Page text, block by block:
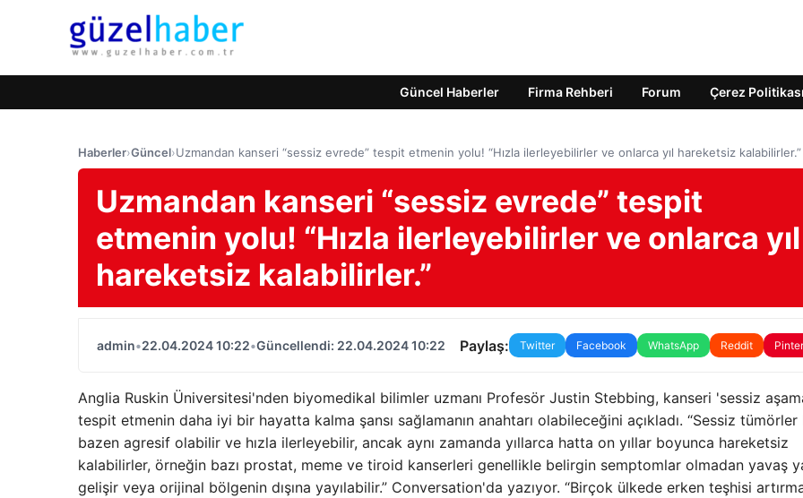
Güncel Haberler Firma Rehberi Forum Çerez Politikası
Haberler›Güncel›Uzmandan kanseri “sessiz evrede” tespit etmenin yolu! “Hızla ilerleyebilirler ve onlarca yıl hareketsiz kalabilirler.”
Uzmandan kanseri “sessiz evrede” tespit
etmenin yolu! “Hızla ilerleyebilirler ve onlarca yıl
hareketsiz kalabilirler.”
admin•22.04.2024 10:22•Güncellendi: 22.04.2024 10:22 Paylaş: Twitter Facebook WhatsApp Reddit
Anglia Ruskin Üniversitesi'nden biyomedikal bilimler uzmanı Profesör Justin Stebbing, kanseri 'sessiz
tespit etmenin daha iyi bir hayatta kalma şansı sağlamanın anahtarı olabileceğini açıkladı. “Sessiz tümörler
bazen agresif olabilir ve hızla ilerleyebilir, ancak aynı zamanda yıllarca hatta on yıllar boyunca hareketsiz
kalabilirler, örneğin bazı prostat, meme ve tiroid kanserleri genellikle belirgin semptomlar olmadan yavaş
gelişir veya orijinal bölgenin dışına yayılabilir.” Conversation'da yazıyor. “Birçok ülkede erken teşhisi